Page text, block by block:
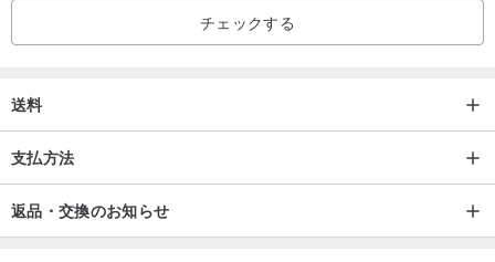
チェックする
送料
支払方法
返品・交換のお知らせ